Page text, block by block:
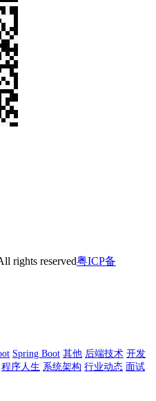
rights reserved粤ICP备
Spring Boot 其他 后端技术 开发
程序人生 系统架构 行业动态 面试